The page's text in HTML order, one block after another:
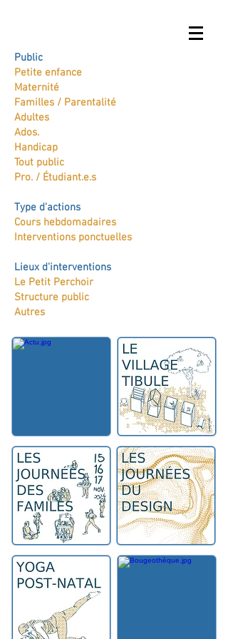
Public
Petite enfance
Maternité
Familles / Parentalité
Adultes
Ados.
Handicap
Tout public
Pro. / Étudiant.e.s
Type d'actions
Cours hebdomadaires
Interventions ponctuelles
Lieux d'interventions
Le Petit Perchoir
Structure public
Autres